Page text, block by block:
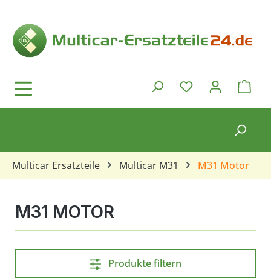
Du hast 0
Multicar Ersatzteile Multicar M31 M31 Motor
M31 MOTOR
Produkte filtern